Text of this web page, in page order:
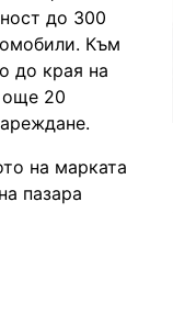
до 300
Към
до края на
още 20
на марката
пазара